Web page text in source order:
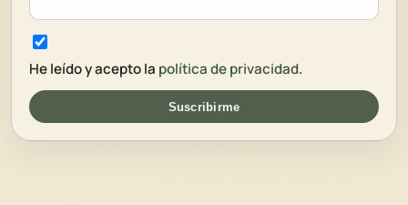
He leído y acepto la política de privacidad.
Suscribirme